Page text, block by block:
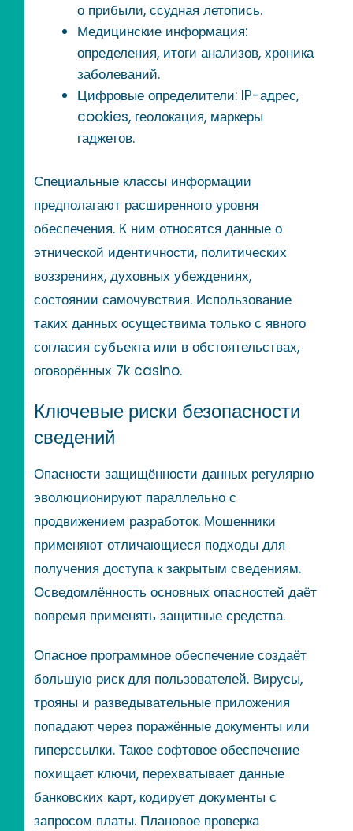
о прибыли, ссудная летопись.
Медицинские информация:
определения, итоги анализов, хроника
заболеваний.
Цифровые определители: IP-адрес,
cookies, геолокация, маркеры
гаджетов.
Специальные классы информации
предполагают расширенного уровня
обеспечения. К ним относятся данные о
этнической идентичности, политических
воззрениях, духовных убеждениях,
состоянии самочувствия. Использование
таких данных осуществима только с явного
согласия субъекта или в обстоятельствах,
оговорённых 7k casino.
Ключевые риски безопасности
сведений
Опасности защищённости данных регулярно
эволюционируют параллельно с
продвижением разработок. Мошенники
применяют отличающиеся подходы для
получения доступа к закрытым сведениям.
Осведомлённость основных опасностей даёт
вовремя применять защитные средства.
Опасное программное обеспечение создаёт
большую риск для пользователей. Вирусы,
трояны и разведывательные приложения
попадают через поражённые документы или
гиперссылки. Такое софтовое обеспечение
похищает ключи, перехватывает данные
банковских карт, кодирует документы с
запросом платы. Плановое проверка